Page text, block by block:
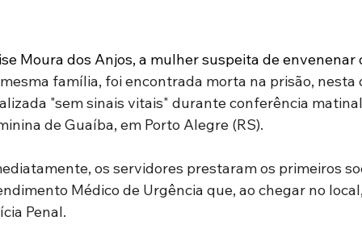
Moura dos Anjos, a mulher suspeita de
família, foi encontrada morta na prisão, nesta
"sem sinais vitais" durante conferência
de Guaíba, em Porto Alegre (RS).
os servidores prestaram os primeiros
Médico de Urgência que, ao chegar no
Penal.